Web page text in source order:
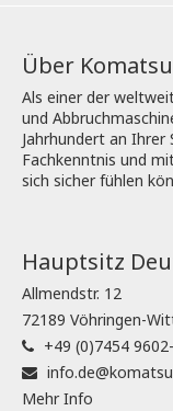
Über Komatsu
Als einer der
und
Jahrhundert an
Fachkenntnis und
sich sicher fühlen
Hauptsitz
Allmendstr. 12
72189 Vöhringen-
+49 (0)7454
Mehr Info